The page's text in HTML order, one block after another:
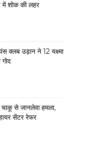
में शोक की लहर
क्लब उड़ान ने 12 यक्ष्मा
गोद
चाकू से जानलेवा हमला,
सेंटर रेफर